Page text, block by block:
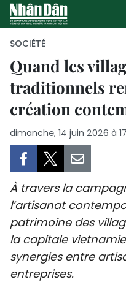
SOCIÉTÉ
Quand les
traditionnels
création
dimanche, 14 juin 2026 à
À travers la
l’artisanat
patrimoine des
la capitale
synergies entre
entreprises.